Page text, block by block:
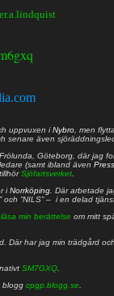
uppvuxen iNybro , men
senare även
Göteborg, där jag
(samt ibland även
Sjöfartsverket
iNorrköping . Där arbetade
och ”NILS” – i en delad
min berättelse om mitt
Där har jag min trädgård
SM7GXQ
blogg cpgp.blogg.se